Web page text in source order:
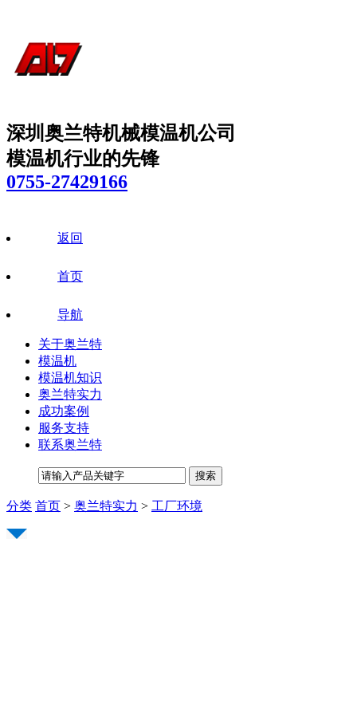
深圳奥兰特机械模温机公司
模温机行业的先锋
0755-27429166
返回
首页
导航
关于奥兰特
模温机
模温机知识
奥兰特实力
成功案例
服务支持
联系奥兰特
分类 首页 > 奥兰特实力 > 工厂环境